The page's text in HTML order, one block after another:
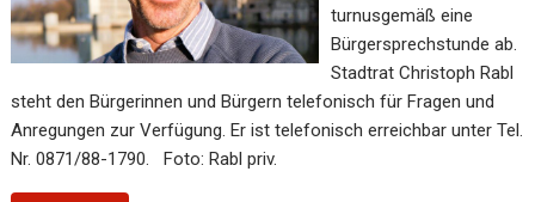
turnusgemäß eine
Bürgersprechstunde ab.
Stadtrat Christoph Rabl
steht den Bürgerinnen und Bürgern telefonisch für Fragen und
Anregungen zur Verfügung. Er ist telefonisch erreichbar unter Tel.
Nr. 0871/88-1790. Foto: Rabl priv.